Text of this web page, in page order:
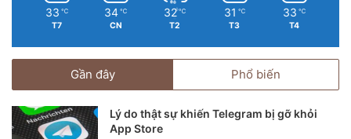
33 ℃
T7
34 ℃
CN
32 ℃
T2
31 ℃
T3
33 ℃
T4
Gần đây Phổ biến
Lý do thật sự khiến Telegram bị gỡ khỏi
App Store